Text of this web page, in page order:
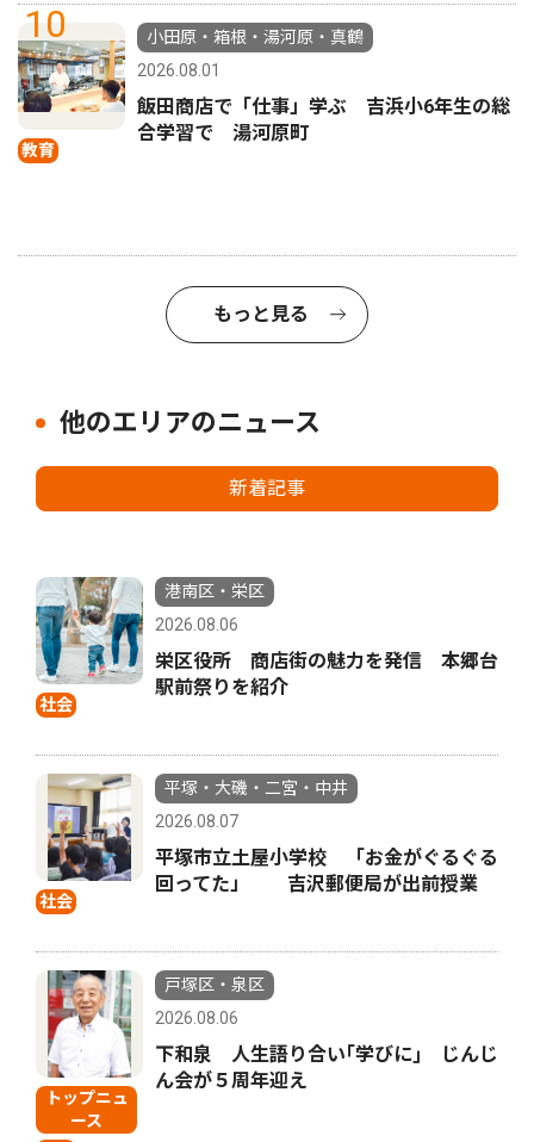
10
教育
小田原・箱根・湯河原・真鶴
2026.08.01
飯田商店で「仕事」学ぶ 吉浜小6年生の総
合学習で 湯河原町
もっと見る
他のエリアのニュース
新着記事
社会
港南区・栄区
2026.08.06
栄区役所 商店街の魅力を発信 本郷台
駅前祭りを紹介
社会
平塚・大磯・二宮・中井
2026.08.07
平塚市立土屋小学校 「お金がぐるぐる
回ってた」 吉沢郵便局が出前授業
トップニュ
ース
戸塚区・泉区
2026.08.06
下和泉 人生語り合い｢学びに｣ じんじ
ん会が５周年迎え